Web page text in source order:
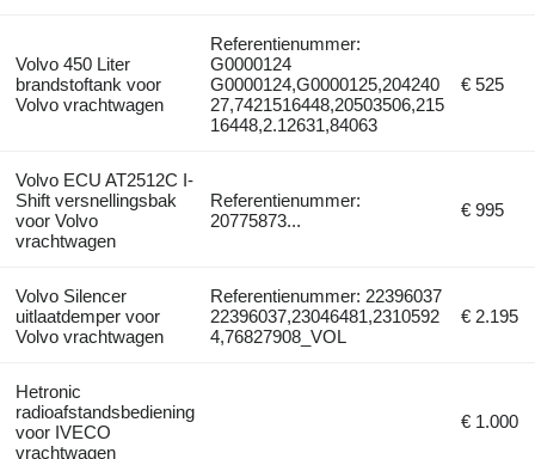
Volvo 450 Liter
brandstoftank voor
Volvo vrachtwagen
Referentienummer:
G0000124
G0000124,G0000125,204240
27,7421516448,20503506,215
16448,2.12631,84063
€ 525
Volvo ECU AT2512C I-
Shift versnellingsbak
voor Volvo
vrachtwagen
Referentienummer:
20775873...
€ 995
Volvo Silencer
uitlaatdemper voor
Volvo vrachtwagen
Referentienummer: 22396037
22396037,23046481,2310592
4,76827908_VOL
€ 2.195
Hetronic
radioafstandsbediening
voor IVECO
vrachtwagen
€ 1.000